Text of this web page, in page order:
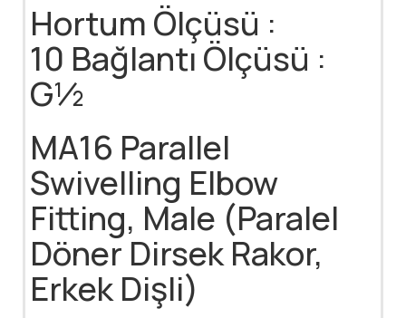
Hortum Ölçüsü :
10 Bağlantı Ölçüsü :
G½
MA16 Parallel
Swivelling Elbow
Fitting, Male (Paralel
Döner Dirsek Rakor,
Erkek Dişli)